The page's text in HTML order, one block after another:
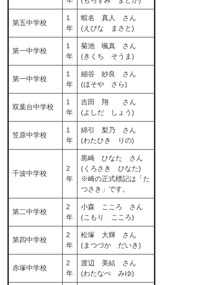
第五中学校
1
年
蝦名 真人 さん
(えびな まさと)
第一中学校
1
年
菊池 颯真 さん
(きくち そうま)
第一中学校
1
年
細谷 紗良 さん
(ほそや さら)
双葉台中学校
1
年
吉田 翔 さん
(よしだ しょう)
笠原中学校
1
年
綿引 梨乃 さん
(わたひき りの)
千波中学校
2
年
黒崎 ひなた さん
(くろさき ひなた)
※崎の正式標記は「た
つさき」です。
第二中学校
2
年
小森 こころ さん
(こもり こころ)
第四中学校
2
年
松塚 大輝 さん
(まつづか だいき)
赤塚中学校
2
年
渡辺 美結 さん
(わたなべ みゆ)